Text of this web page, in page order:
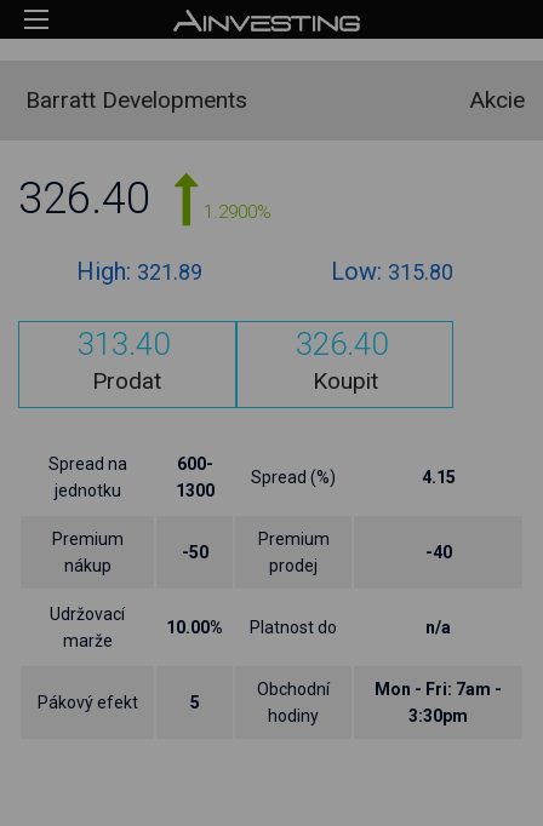
Barratt Developments Akcie
326.40 1.2900%
High: 321.89 Low: 315.80
313.40
Prodat
326.40
Koupit
Spread na
jednotku
600-
1300
Spread (%) 4.15
Premium
nákup
-50
Premium
prodej
-40
Udržovací
marže
10.00% Platnost do n/a
Pákový efekt 5
Obchodní
hodiny
Mon - Fri: 7am -
3:30pm